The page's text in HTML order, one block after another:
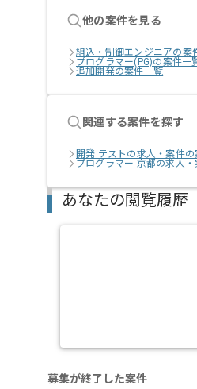
他の案件を見る
組込・制御エンジニアの案
プログラマー(PG)の案件一
追加開発の案件一覧
関連する案件を探す
開発 テストの求人・案件
プログラマー 京都の求人
あなたの閲覧履歴
募集が終了した案件